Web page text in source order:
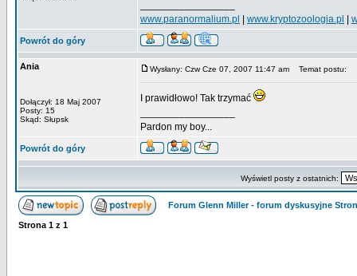
www.paranormalium.pl
www.kryptozoologia.pl
Powrót do góry
Ania
Dołączył: 18 Maj 2007
Posty: 15
Skąd: Słupsk
Wysłany: Czw Cze 07, 2007 11:47 am Temat postu:
I prawidłowo! Tak trzymać
Pardon my boy...
Powrót do góry
Wyświetl posty z ostatnich:
Forum Glenn Miller - forum dyskusyjne
Strona 1 z 1